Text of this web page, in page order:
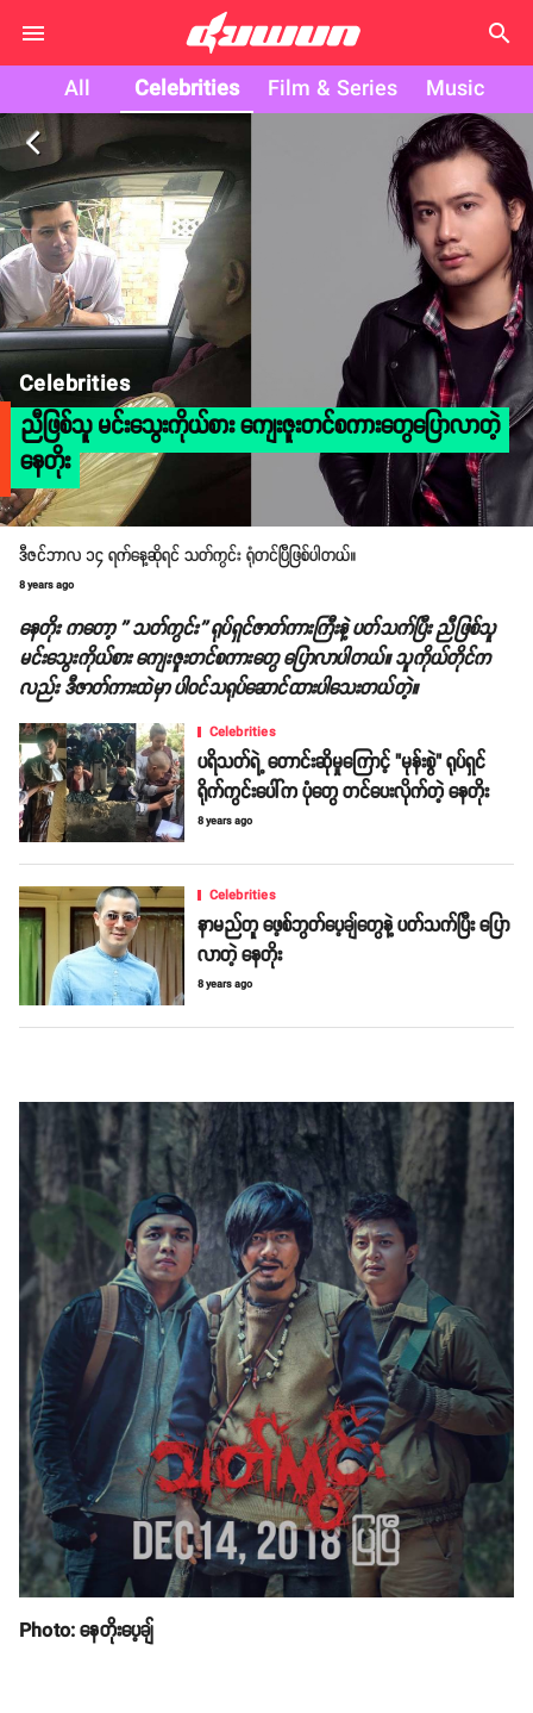
search
All Celebrities Film & Series Music
arrow_back_ios
Celebrities
ညီဖြစ်သူ မင်းသွေးကိုယ်စား ကျေးဇူးတင်စကားတွေပြောလာတဲ့
နေတိုး
ဒီဇင်ဘာလ ၁၄ ရက်နေ့ဆိုရင် သတ်ကွင်း ရုံတင်ပြီဖြစ်ပါတယ်။
8 years ago
နေတိုး ကတော့ '' သတ်ကွင်း'' ရုပ်ရှင်ဇာတ်ကားကြီးနဲ့ ပတ်သက်ပြီး ညီဖြစ်သူ
မင်းသွေးကိုယ်စား ကျေးဇူးတင်စကားတွေ ပြောလာပါတယ်။ သူကိုယ်တိုင်က
လည်း ဒီဇာတ်ကားထဲမှာ ပါဝင်သရုပ်ဆောင်ထားပါသေးတယ်တဲ့။
Celebrities
ပရိသတ်ရဲ့ တောင်းဆိုမှုကြောင့် "မုန်းစွဲ" ရုပ်ရှင်
ရိုက်ကွင်းပေါ်က ပုံတွေ တင်ပေးလိုက်တဲ့ နေတိုး
8 years ago
Celebrities
နာမည်တူ ဖေ့စ်ဘွတ်ပေ့ချ်တွေနဲ့ ပတ်သက်ပြီး ပြော
လာတဲ့ နေတိုး
8 years ago
Photo: နေတိုးပေ့ချ်